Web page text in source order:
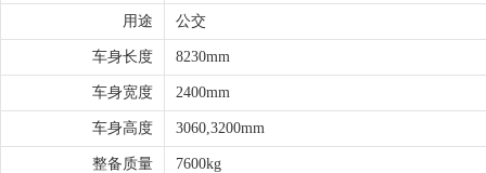
用途 公交
车身长度 8230mm
车身宽度 2400mm
车身高度 3060,3200mm
整备质量 7600kg